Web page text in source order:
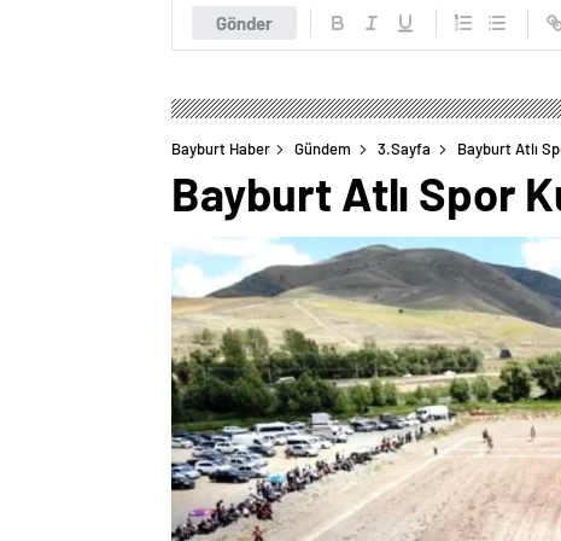
Gönder
Bayburt Haber Gündem 3.Sayfa Bayburt Atlı
Bayburt Atlı Spor